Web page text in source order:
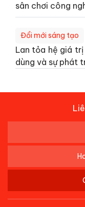
sân chơi công
Đổi mới sáng tạo
Lan tỏa hệ giá
dùng và sự phát